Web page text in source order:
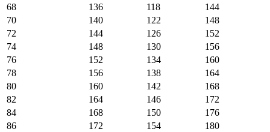
68
136 118
144
70
140 122
148
72
144 126
152
74
148 130
156
76
152 134
160
78
156 138
164
80
160 142
168
82
164 146
172
84
168 150
176
86
172 154
180